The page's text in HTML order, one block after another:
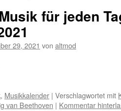
für jeden
29, 2021 von altmod
, Musikkalender | Verschlagwortet mit
van Beethoven | Kommentar